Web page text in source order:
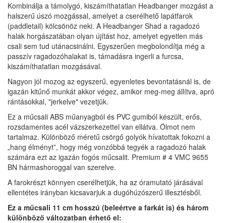
Kombinálja a támolygó, kiszámíthatatlan Headbanger mozgást a
halszerű úszó mozgással, amelyet a cserélhető lapátfarok
(paddletail) kölcsönöz neki. A Headbanger Shad a ragadozó
halak horgászatában olyan újítást hoz, amelyet egyetlen más
csali sem tud utánacsinálni. Egyszerűen megbolondítja még a
passzív ragadozóhalakat is, támadásra ingerli a furcsa,
kiszámíthatatlan mozgásával.
Nagyon jól mozog az egyszerű, egyenletes bevontatásnál is, de
igazán kitűnő munkát akkor végez, amikor meg-meg állítva, apró
rántásokkal, "jerkelve" vezetjük.
Ez a műcsali ABS műanyagból és PVC gumiból készült, erős,
rozsdamentes acél vázszerkezettel van ellátva. Ólmot nem
tartalmaz. Különböző méretű csörgő golyók hívatottak fokozni a
„hang élményt”, hogy még vonzóbbá tegyék a ragadozó halak
számára ezt az igazán fogós műcsalit. Premium # 4 VMC 9655
BN hármashoroggal van szerelve.
A farokrészt könnyen cserélhetjük, ha az óramutató járásával
ellentétes irányban kicsavarjuk a dugóhúzószerű illesztésből.
Ez a műcsali 11 cm hosszú (beleértve a farkát is) és három
különböző változatban érhető el: